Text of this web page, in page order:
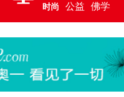
时尚 公益 佛学